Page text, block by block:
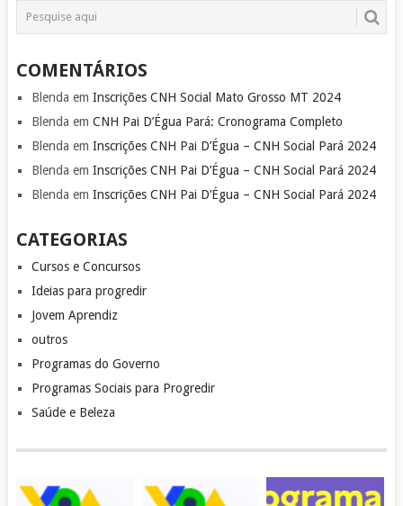
COMENTÁRIOS
Blenda em Inscrições CNH Social Mato Grosso MT 2024
Blenda em CNH Pai D’Égua Pará: Cronograma Completo
Blenda em Inscrições CNH Pai D’Égua – CNH Social Pará 2024
Blenda em Inscrições CNH Pai D’Égua – CNH Social Pará 2024
Blenda em Inscrições CNH Pai D’Égua – CNH Social Pará 2024
CATEGORIAS
Cursos e Concursos
Ideias para progredir
Jovem Aprendiz
outros
Programas do Governo
Programas Sociais para Progredir
Saúde e Beleza